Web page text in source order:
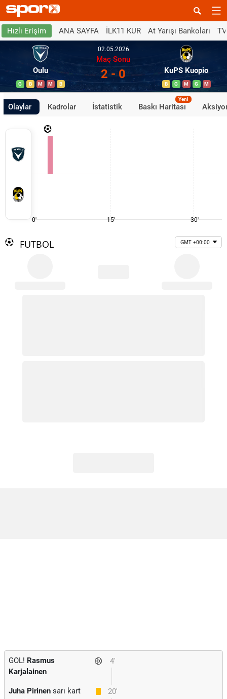
Hızlı Erişim ANA SAYFA İLK11 KUR At Yarışı Bankoları
Oulu
G B M M B
02.05.2026
Maç Sonu
2 - 0 KuPS Kuopio
B G M G M
Olaylar Kadrolar İstatistik Baskı Haritası
Yeni
0' 15' 30'
FUTBOL GMT +00:00
4'
GOL! Rasmus
Karjalainen
20'
Juha Pirinen sarı kart